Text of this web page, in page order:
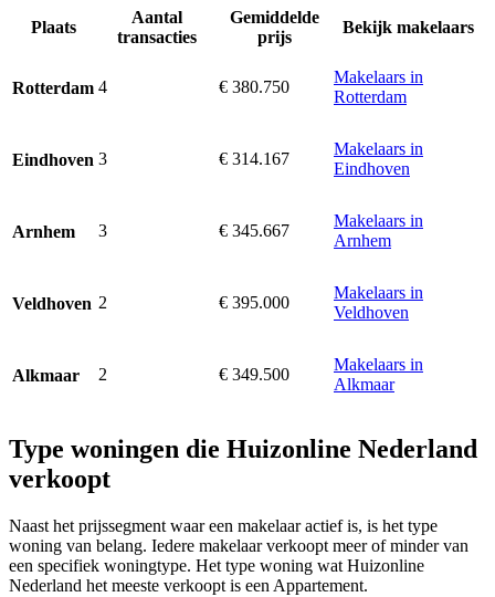
Plaats
Aantal
transacties
Gemiddelde
prijs
Bekijk makelaars
Rotterdam 4 € 380.750
Makelaars in
Rotterdam
Eindhoven 3 € 314.167
Makelaars in
Eindhoven
Arnhem 3 € 345.667
Makelaars in
Arnhem
Veldhoven 2 € 395.000
Makelaars in
Veldhoven
Alkmaar 2 € 349.500
Makelaars in
Alkmaar
Type woningen die Huizonline Nederland
verkoopt
Naast het prijssegment waar een makelaar actief is, is het type
woning van belang. Iedere makelaar verkoopt meer of minder van
een specifiek woningtype. Het type woning wat Huizonline
Nederland het meeste verkoopt is een Appartement.